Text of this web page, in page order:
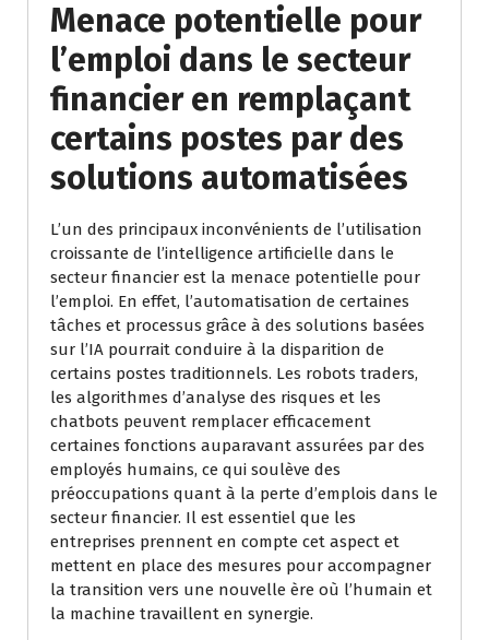
Menace potentielle pour
l’emploi dans le secteur
financier en remplaçant
certains postes par des
solutions automatisées
L’un des principaux inconvénients de l’utilisation
croissante de l’intelligence artificielle dans le
secteur financier est la menace potentielle pour
l’emploi. En effet, l’automatisation de certaines
tâches et processus grâce à des solutions basées
sur l’IA pourrait conduire à la disparition de
certains postes traditionnels. Les robots traders,
les algorithmes d’analyse des risques et les
chatbots peuvent remplacer efficacement
certaines fonctions auparavant assurées par des
employés humains, ce qui soulève des
préoccupations quant à la perte d’emplois dans le
secteur financier. Il est essentiel que les
entreprises prennent en compte cet aspect et
mettent en place des mesures pour accompagner
la transition vers une nouvelle ère où l’humain et
la machine travaillent en synergie.